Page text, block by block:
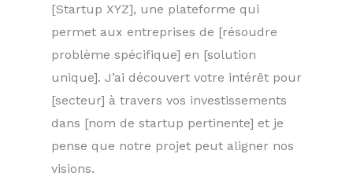
[Startup XYZ], une plateforme qui
permet aux entreprises de [résoudre
problème spécifique] en [solution
unique]. J’ai découvert votre intérêt pour
[secteur] à travers vos investissements
dans [nom de startup pertinente] et je
pense que notre projet peut aligner nos
visions.